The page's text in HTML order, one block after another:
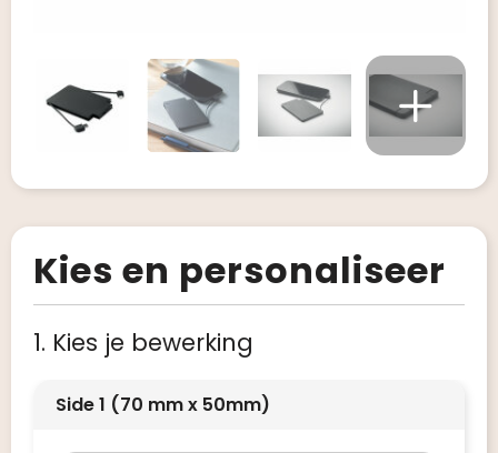
Kies en personaliseer
1. Kies je bewerking
Side 1 (70 mm x 50mm)